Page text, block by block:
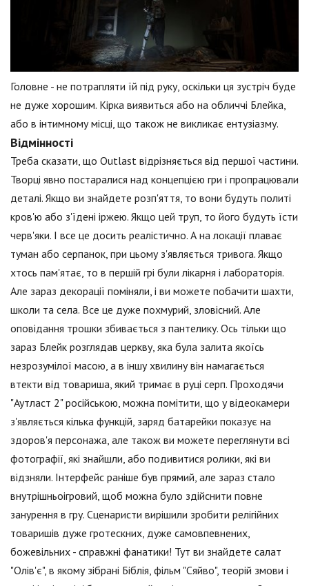
Головне - не потрапляти їй під руку, оскільки ця зустріч буде
не дуже хорошим. Кірка виявиться або на обличчі Блейка,
або в інтимному місці, що також не викликає ентузіазму.
Відмінності
Треба сказати, що Outlast відрізняється від першої частини.
Творці явно постаралися над концепцією гри і пропрацювали
деталі. Якщо ви знайдете розп'яття, то вони будуть политі
кров'ю або з'їдені іржею. Якщо цей труп, то його будуть їсти
черв'яки. І все це досить реалістично. А на локації плаває
туман або серпанок, при цьому з'являється тривога. Якщо
хтось пам'ятає, то в першій грі були лікарня і лабораторія.
Але зараз декорації поміняли, і ви можете побачити шахти,
школи та села. Все це дуже похмурий, зловісний. Але
оповідання трошки збивається з пантелику. Ось тільки що
зараз Блейк розглядав церкву, яка була залита якоїсь
незрозумілої масою, а в іншу хвилину він намагається
втекти від товариша, який тримає в руці серп. Проходячи
"Аутласт 2" російською, можна помітити, що у відеокамери
з'являється кілька функцій, заряд батарейки показує на
здоров'я персонажа, але також ви можете переглянути всі
фотографії, які знайшли, або подивитися ролики, які ви
відзняли. Інтерфейс раніше був прямий, але зараз стало
внутрішньоігровий, щоб можна було здійснити повне
занурення в гру. Сценаристи вирішили зробити релігійних
товаришів дуже гротескних, дуже самовпевнених,
божевільних - справжні фанатики! Тут ви знайдете салат
"Олів'є", в якому зібрані Біблія, фільм "Сяйво", теорій змови і